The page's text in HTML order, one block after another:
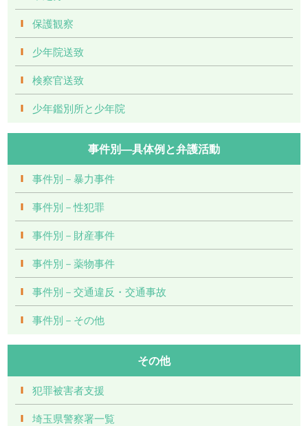
保護観察
少年院送致
検察官送致
少年鑑別所と少年院
事件別―具体例と弁護活動
事件別－暴力事件
事件別－性犯罪
事件別－財産事件
事件別－薬物事件
事件別－交通違反・交通事故
事件別－その他
その他
犯罪被害者支援
埼玉県警察署一覧